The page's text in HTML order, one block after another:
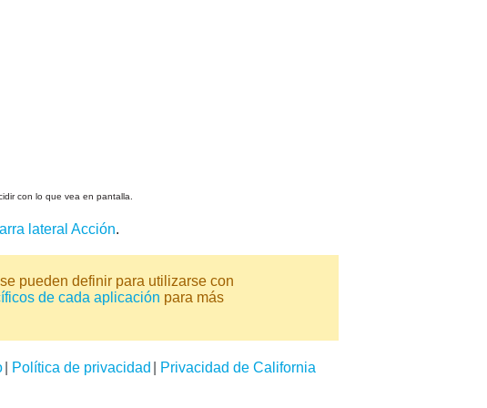
con lo que vea en pantalla.
lateral Acción.
pueden definir para utilizarse con
de cada aplicación para más
Política de privacidad Privacidad de California